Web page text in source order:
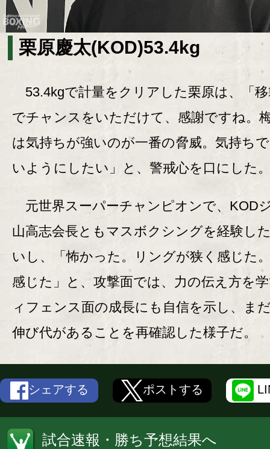
栗原慶太(KOD)53.4kg
53.4kgで計量をクリアした栗原は、「
でチャンスをいただけて、感謝ですね。
は気持ちが強いのが一番の脅威。気持ち
いようにしたい」と、警戒心を口に
元世界スーパーチャンピオンで、KOD
山高志会長ともマスボクシングを経験し
いし、「怖かった。リングが狭く感じた
感じた」と、攻撃面では、力の伝え方を
ィフェンス面の成長にも自信を示し、ま
伸び代があることを再確認した様子だ。
シェアする ポストする
試合速報・勝ち予想結果へ